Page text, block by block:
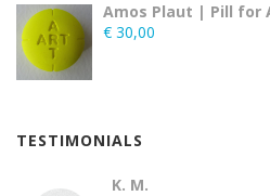
Amos Plaut | Pill for
€ 30,00
TESTIMONIALS
K. M.